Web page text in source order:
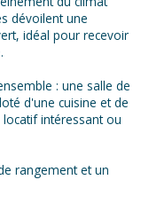
dévoilent une
idéal pour recevoir
: une salle de
d'une cuisine et de
intéressant ou
rangement et un